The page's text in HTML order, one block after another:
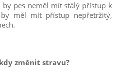
by pes neměl mít stálý přístup k
měl mít přístup nepřetržitý,
změnit stravu?